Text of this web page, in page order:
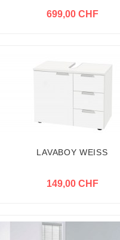
699,00 CHF
LAVABOY WEISS
149,00 CHF